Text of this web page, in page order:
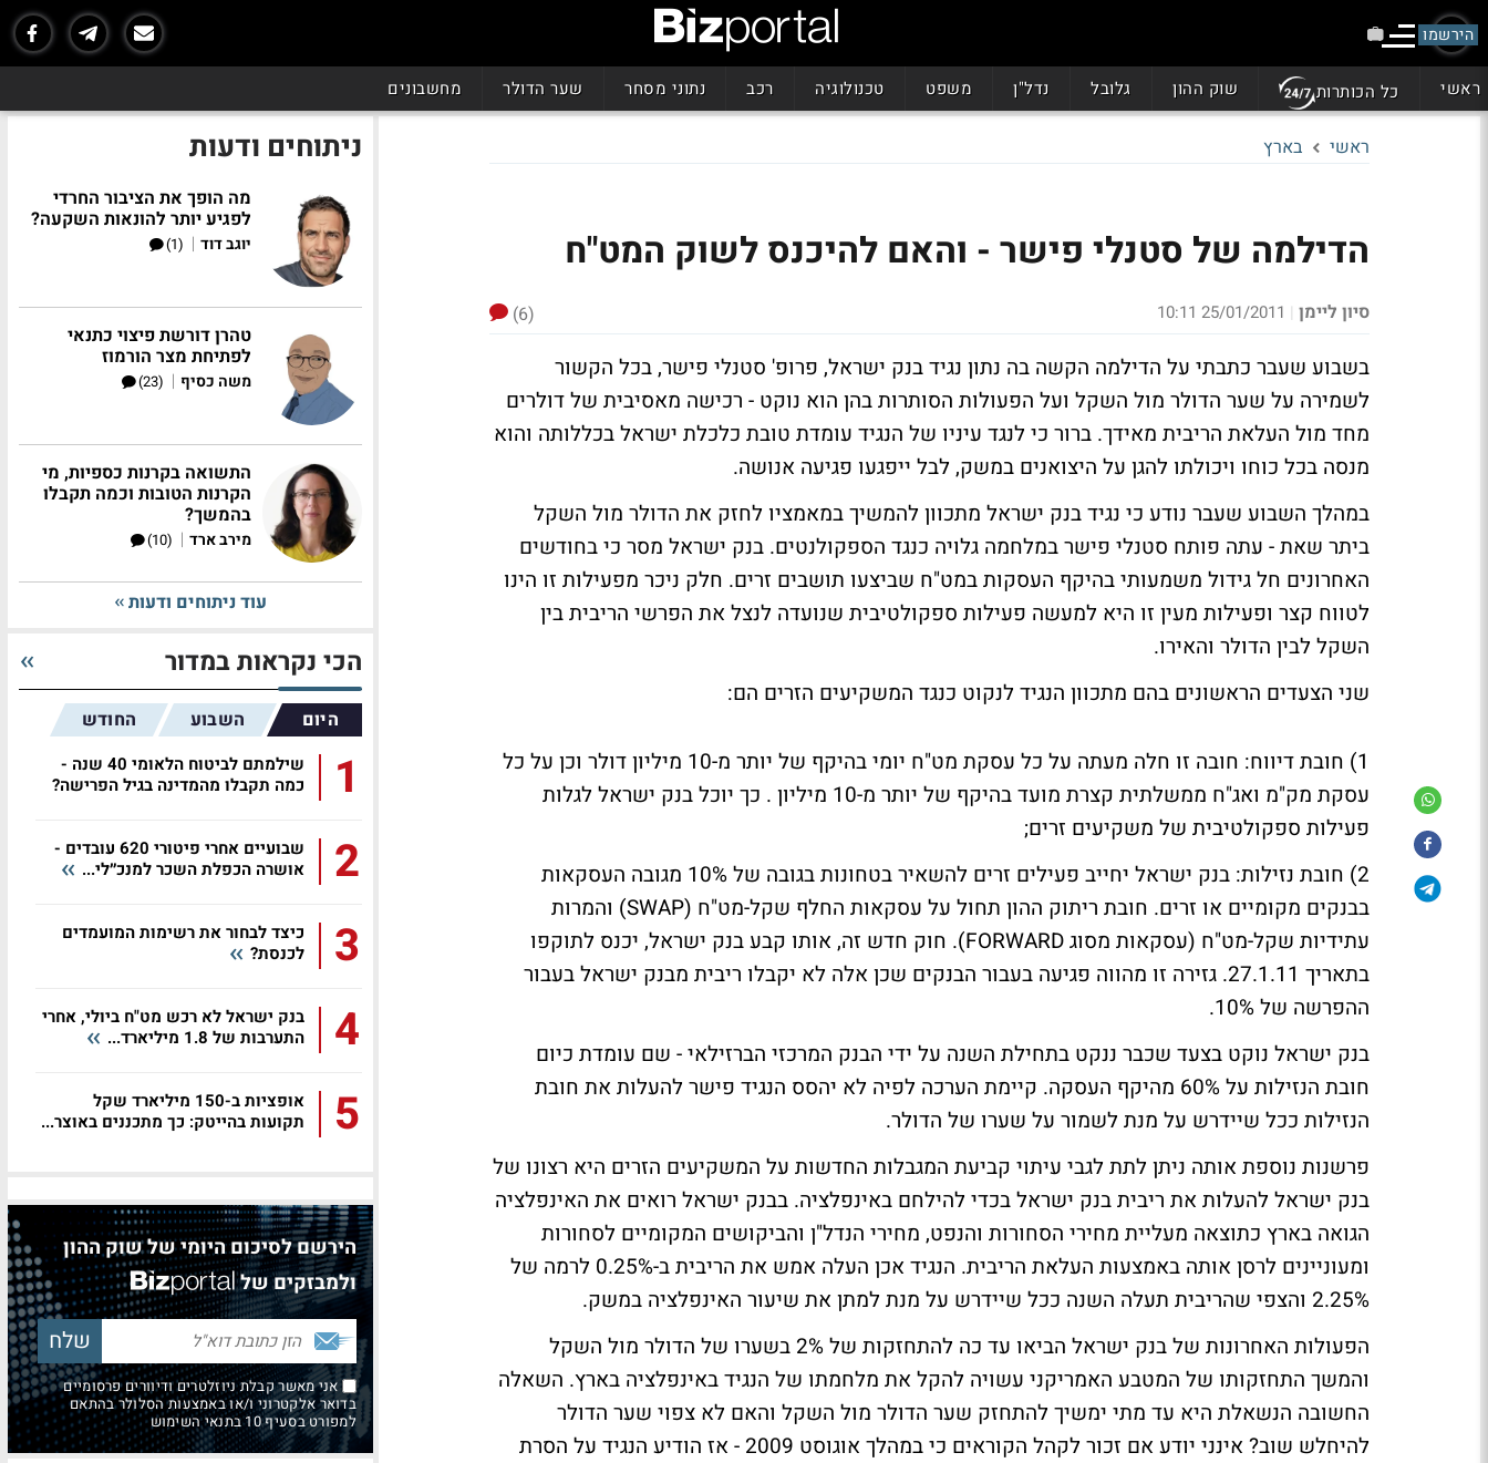
הירשמו
ראשי כל הכותרות שוק ההון גלובל נדל"ן משפט טכנולוגיה רכב נתוני מסחר שער הדולר מחשבונים
ראשי בארץ
הדילמה של סטנלי פישר - והאם להיכנס לשוק המט"ח
סיון ליימן |
25/01/2011 10:11
(6)
בשבוע שעבר כתבתי על הדילמה הקשה בה נתון נגיד בנק ישראל, פרופ' סטנלי פישר, בכל הקשור
לשמירה על שער הדולר מול השקל ועל הפעולות הסותרות בהן הוא נוקט - רכישה מאסיבית של דולרים
מחד מול העלאת הריבית מאידך. ברור כי לנגד עיניו של הנגיד עומדת טובת כלכלת ישראל בכללותה והוא
מנסה בכל כוחו ויכולתו להגן על היצואנים במשק, לבל ייפגעו פגיעה אנושה.
במהלך השבוע שעבר נודע כי נגיד בנק ישראל מתכוון להמשיך במאמציו לחזק את הדולר מול השקל
ביתר שאת - עתה פותח סטנלי פישר במלחמה גלויה כנגד הספקולנטים. בנק ישראל מסר כי בחודשים
האחרונים חל גידול משמעותי בהיקף העסקות במט"ח שביצעו תושבים זרים. חלק ניכר מפעילות זו הינו
לטווח קצר ופעילות מעין זו היא למעשה פעילות ספקולטיבית שנועדה לנצל את הפרשי הריבית בין
השקל לבין הדולר והאירו.
שני הצעדים הראשונים בהם מתכוון הנגיד לנקוט כנגד המשקיעים הזרים הם:
1) חובת דיווח: חובה זו חלה מעתה על כל עסקת מט"ח יומי בהיקף של יותר מ-10 מיליון דולר וכן על כל
עסקת מק"מ ואג"ח ממשלתית קצרת מועד בהיקף של יותר מ-10 מיליון . כך יוכל בנק ישראל לגלות
פעילות ספקולטיבית של משקיעים זרים;
2) חובת נזילות: בנק ישראל יחייב פעילים זרים להשאיר בטחונות בגובה של 10% מגובה העסקאות
בבנקים מקומיים או זרים. חובת ריתוק ההון תחול על עסקאות החלף שקל-מט"ח (SWAP) והמרות
עתידיות שקל-מט"ח (עסקאות מסוג FORWARD). חוק חדש זה, אותו קבע בנק ישראל, יכנס לתוקפו
בתאריך 27.1.11. גזירה זו מהווה פגיעה בעבור הבנקים שכן אלה לא יקבלו ריבית מבנק ישראל בעבור
ההפרשה של 10%.
בנק ישראל נוקט בצעד שכבר ננקט בתחילת השנה על ידי הבנק המרכזי הברזילאי - שם עומדת כיום
חובת הנזילות על 60% מהיקף העסקה. קיימת הערכה לפיה לא יהסס הנגיד פישר להעלות את חובת
הנזילות ככל שיידרש על מנת לשמור על שערו של הדולר.
פרשנות נוספת אותה ניתן לתת לגבי עיתוי קביעת המגבלות החדשות על המשקיעים הזרים היא רצונו של
בנק ישראל להעלות את ריבית בנק ישראל בכדי להילחם באינפלציה. בבנק ישראל רואים את האינפלציה
הגואה בארץ כתוצאה מעליית מחירי הסחורות והנפט, מחירי הנדל"ן והביקושים המקומיים לסחורות
ומעוניינים לרסן אותה באמצעות העלאת הריבית. הנגיד אכן העלה אמש את הריבית ב-0.25% לרמה של
2.25% והצפי שהריבית תעלה השנה ככל שיידרש על מנת למתן את שיעור האינפלציה במשק.
הפעולות האחרונות של בנק ישראל הביאו עד כה להתחזקות של 2% בשערו של הדולר מול השקל
והמשך התחזקותו של המטבע האמריקני עשויה להקל את מלחמתו של הנגיד באינפלציה בארץ. השאלה
החשובה הנשאלת היא עד מתי ימשיך להתחזק שער הדולר מול השקל והאם לא צפוי שער הדולר
להיחלש שוב? אינני יודע אם זכור לקהל הקוראים כי במהלך אוגוסט 2009 - אז הודיע הנגיד על הסרת
ניתוחים ודעות
מה הופך את הציבור החרדי
לפגיע יותר להונאות השקעה?
יוגב דוד |
(1)
טהרן דורשת פיצוי כתנאי
לפתיחת מצר הורמוז
משה כסיף |
(23)
התשואה בקרנות כספיות, מי
הקרנות הטובות וכמה תקבלו
בהמשך?
מירב ארד |
(10)
עוד ניתוחים ודעות
הכי נקראות במדור
היום השבוע החודש
1
שילמתם לביטוח הלאומי 40 שנה -
כמה תקבלו מהמדינה בגיל הפרישה?
2
שבועיים אחרי פיטורי 620 עובדים -
אושרה הכפלת השכר למנכ״לי...
3
כיצד לבחור את רשימות המועמדים
לכנסת?
4
בנק ישראל לא רכש מט"ח ביולי, אחרי
התערבות של 1.8 מיליארד...
5
אופציות ב-150 מיליארד שקל
תקועות בהייטק: כך מתכננים באוצר...
הירשם לסיכום היומי של שוק ההון
ולמבזקים של
אני מאשר קבלת ניוזלטרים ודיוורים פרסומיים
בדואר אלקטרוני ו/או באמצעות הסלולר בהתאם
למפורט בסעיף 10 בתנאי השימוש